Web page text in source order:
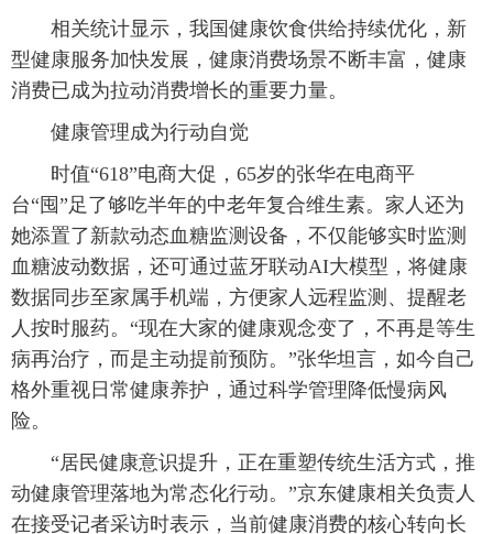
看天下 晋月读 最太原 网罗民生
太原日报 太原晚报 热评 社区
相关统计显示，我国健康饮食供给持续优化，新
型健康服务加快发展，健康消费场景不断丰富，健康
消费已成为拉动消费增长的重要力量。
健康管理成为行动自觉
时值“618”电商大促，65岁的张华在电商平
台“囤”足了够吃半年的中老年复合维生素。家人还为
她添置了新款动态血糖监测设备，不仅能够实时监测
血糖波动数据，还可通过蓝牙联动AI大模型，将健康
数据同步至家属手机端，方便家人远程监测、提醒老
人按时服药。“现在大家的健康观念变了，不再是等生
病再治疗，而是主动提前预防。”张华坦言，如今自己
格外重视日常健康养护，通过科学管理降低慢病风
险。
“居民健康意识提升，正在重塑传统生活方式，推
动健康管理落地为常态化行动。”京东健康相关负责人
在接受记者采访时表示，当前健康消费的核心转向长